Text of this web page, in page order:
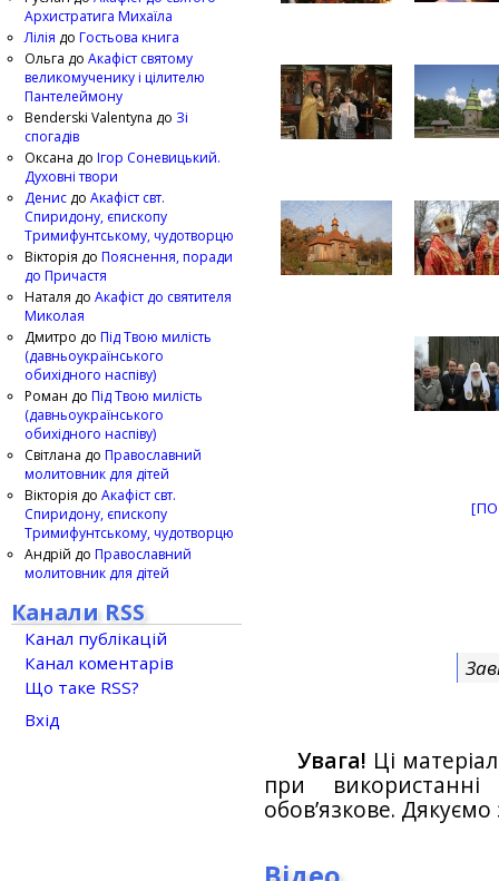
Увага! Ці
при
обов’язкове.
Архистратига Михаїла
Лілія до Гостьова книга
Ольга до Акафіст святому
великомученику і цілителю
Пантелеймону
Benderski Valentyna до Зі
спогадів
Оксана до Ігор Соневицький.
Духовні твори
Денис до Акафіст свт.
Спиридону, єпископу
Тримифунтському, чудотворцю
Вікторія до Пояснення, поради
до Причастя
Наталя до Акафіст до святителя
Миколая
Дмитро до Під Твою милість
(давньоукраїнського
обихідного наспіву)
Роман до Під Твою милість
(давньоукраїнського
обихідного наспіву)
Світлана до Православний
молитовник для дітей
Вікторія до Акафіст свт.
Спиридону, єпископу
Тримифунтському, чудотворцю
Андрій до Православний
молитовник для дітей
Канали RSS
Канал публікацій
Канал коментарів
Що таке RSS?
Вхід